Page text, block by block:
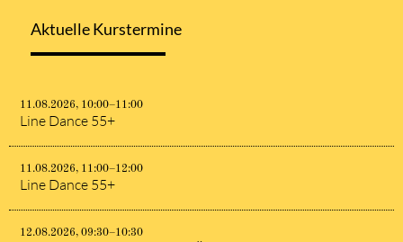
Aktuelle Kurstermine
11.08.2026, 10:00–11:00
Line Dance 55+
11.08.2026, 11:00–12:00
Line Dance 55+
12.08.2026, 09:30–10:30